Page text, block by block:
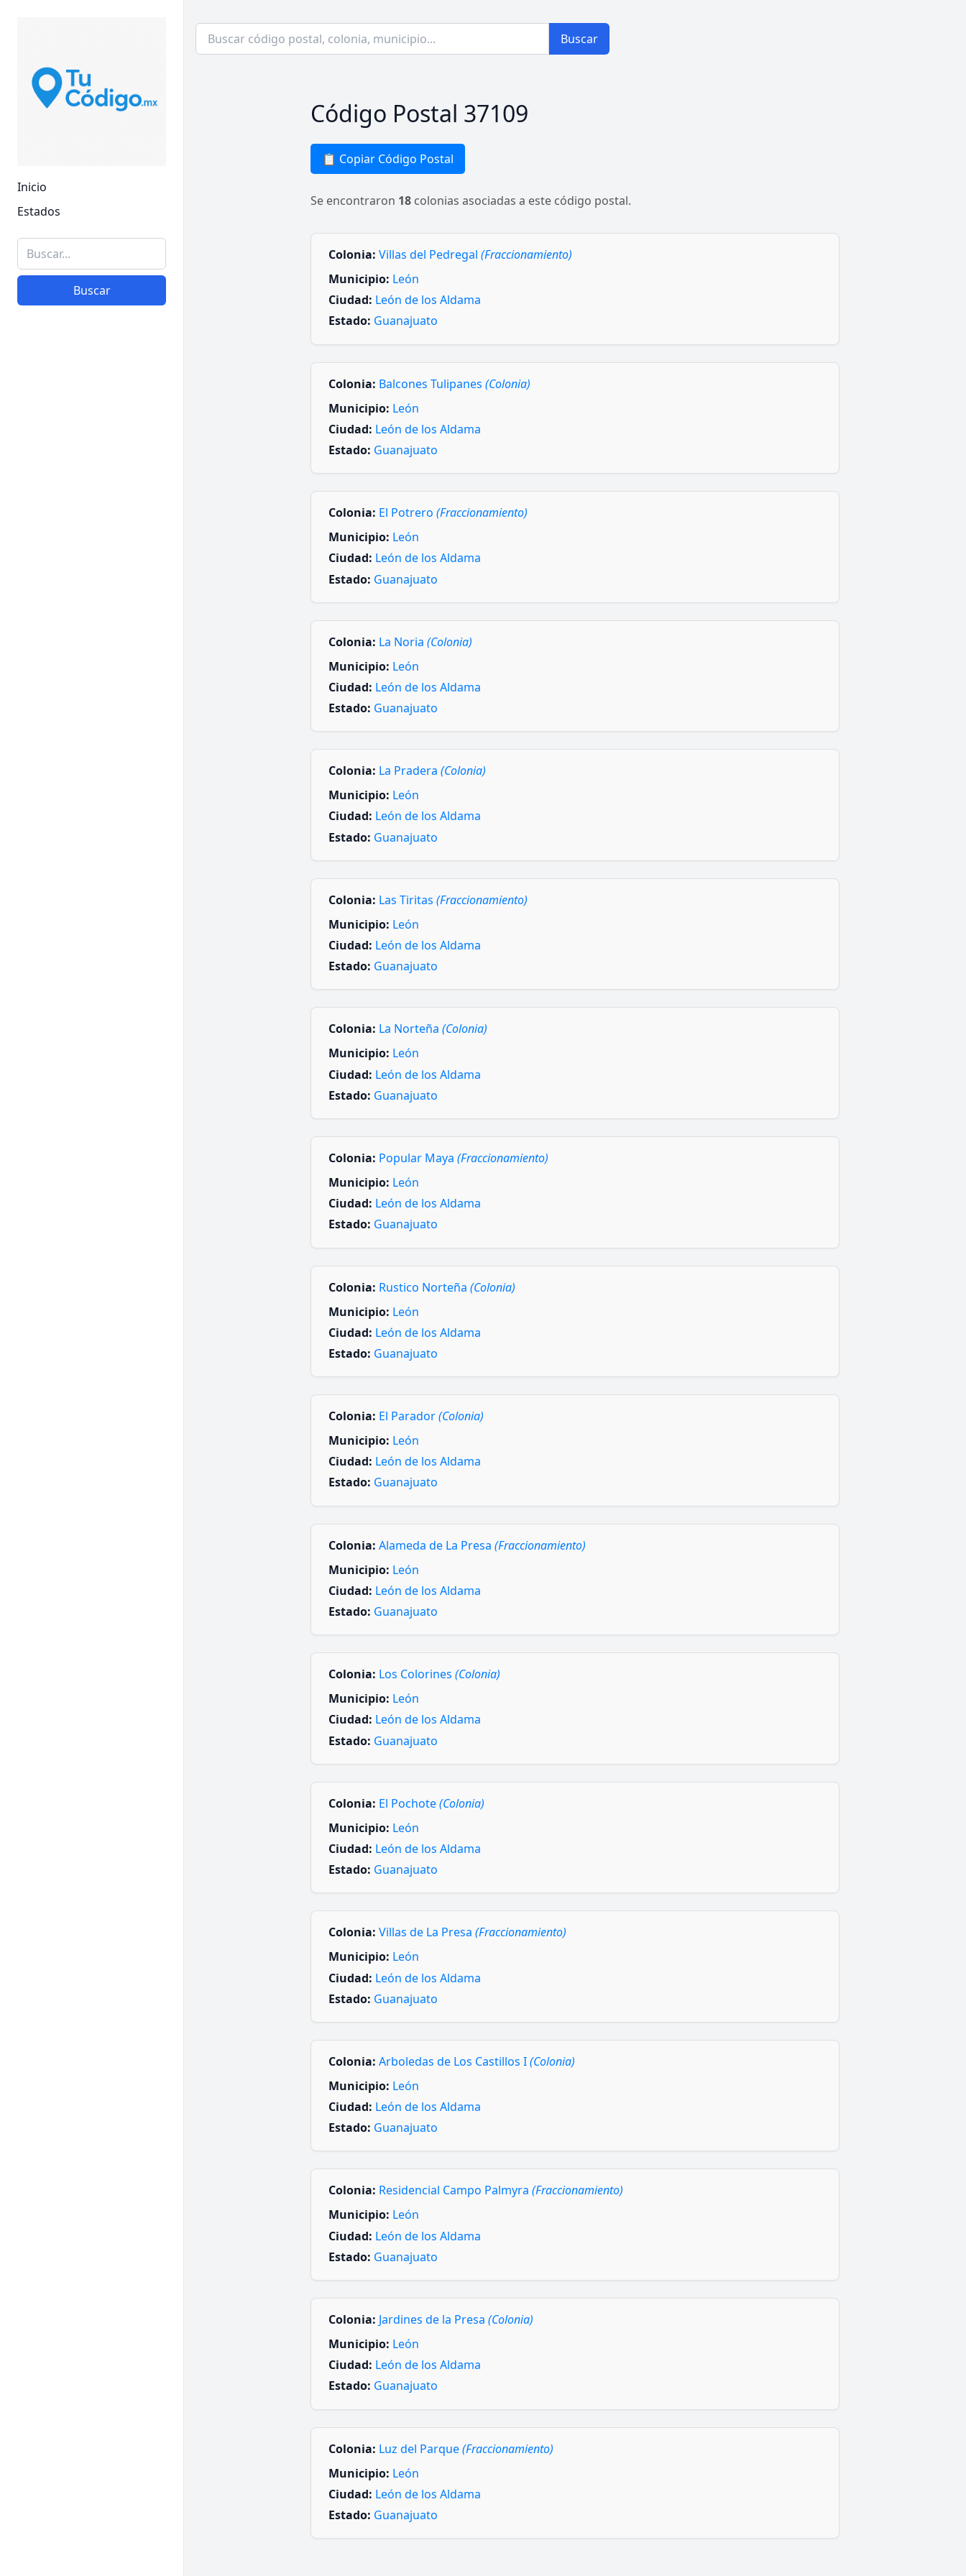
Inicio
Estados
Buscar
Buscar
Código Postal 37109
📋 Copiar Código Postal
Se encontraron 18 colonias asociadas a este código postal.
Colonia: Villas del Pedregal (Fraccionamiento)
Municipio: León
Ciudad: León de los Aldama
Estado: Guanajuato
Colonia: Balcones Tulipanes (Colonia)
Municipio: León
Ciudad: León de los Aldama
Estado: Guanajuato
Colonia: El Potrero (Fraccionamiento)
Municipio: León
Ciudad: León de los Aldama
Estado: Guanajuato
Colonia: La Noria (Colonia)
Municipio: León
Ciudad: León de los Aldama
Estado: Guanajuato
Colonia: La Pradera (Colonia)
Municipio: León
Ciudad: León de los Aldama
Estado: Guanajuato
Colonia: Las Tiritas (Fraccionamiento)
Municipio: León
Ciudad: León de los Aldama
Estado: Guanajuato
Colonia: La Norteña (Colonia)
Municipio: León
Ciudad: León de los Aldama
Estado: Guanajuato
Colonia: Popular Maya (Fraccionamiento)
Municipio: León
Ciudad: León de los Aldama
Estado: Guanajuato
Colonia: Rustico Norteña (Colonia)
Municipio: León
Ciudad: León de los Aldama
Estado: Guanajuato
Colonia: El Parador(Colonia)
Municipio: León
Ciudad: León de los Aldama
Estado: Guanajuato
Colonia: Alameda de La Presa (Fraccionamiento)
Municipio: León
Ciudad: León de los Aldama
Estado: Guanajuato
Colonia: Los Colorines (Colonia)
Municipio: León
Ciudad: León de los Aldama
Estado: Guanajuato
Colonia: El Pochote(Colonia)
Municipio: León
Ciudad: León de los Aldama
Estado: Guanajuato
Colonia: Villas de La Presa (Fraccionamiento)
Municipio: León
Ciudad: León de los Aldama
Estado: Guanajuato
Colonia: Arboledas de Los Castillos I(Colonia)
Municipio: León
Ciudad: León de los Aldama
Estado: Guanajuato
Colonia: Residencial Campo Palmyra (Fraccionamiento)
Municipio: León
Ciudad: León de los Aldama
Estado: Guanajuato
Colonia: Jardines de la Presa (Colonia)
Municipio: León
Ciudad: León de los Aldama
Estado: Guanajuato
Colonia: Luz del Parque(Fraccionamiento)
Municipio: León
Ciudad: León de los Aldama
Estado: Guanajuato